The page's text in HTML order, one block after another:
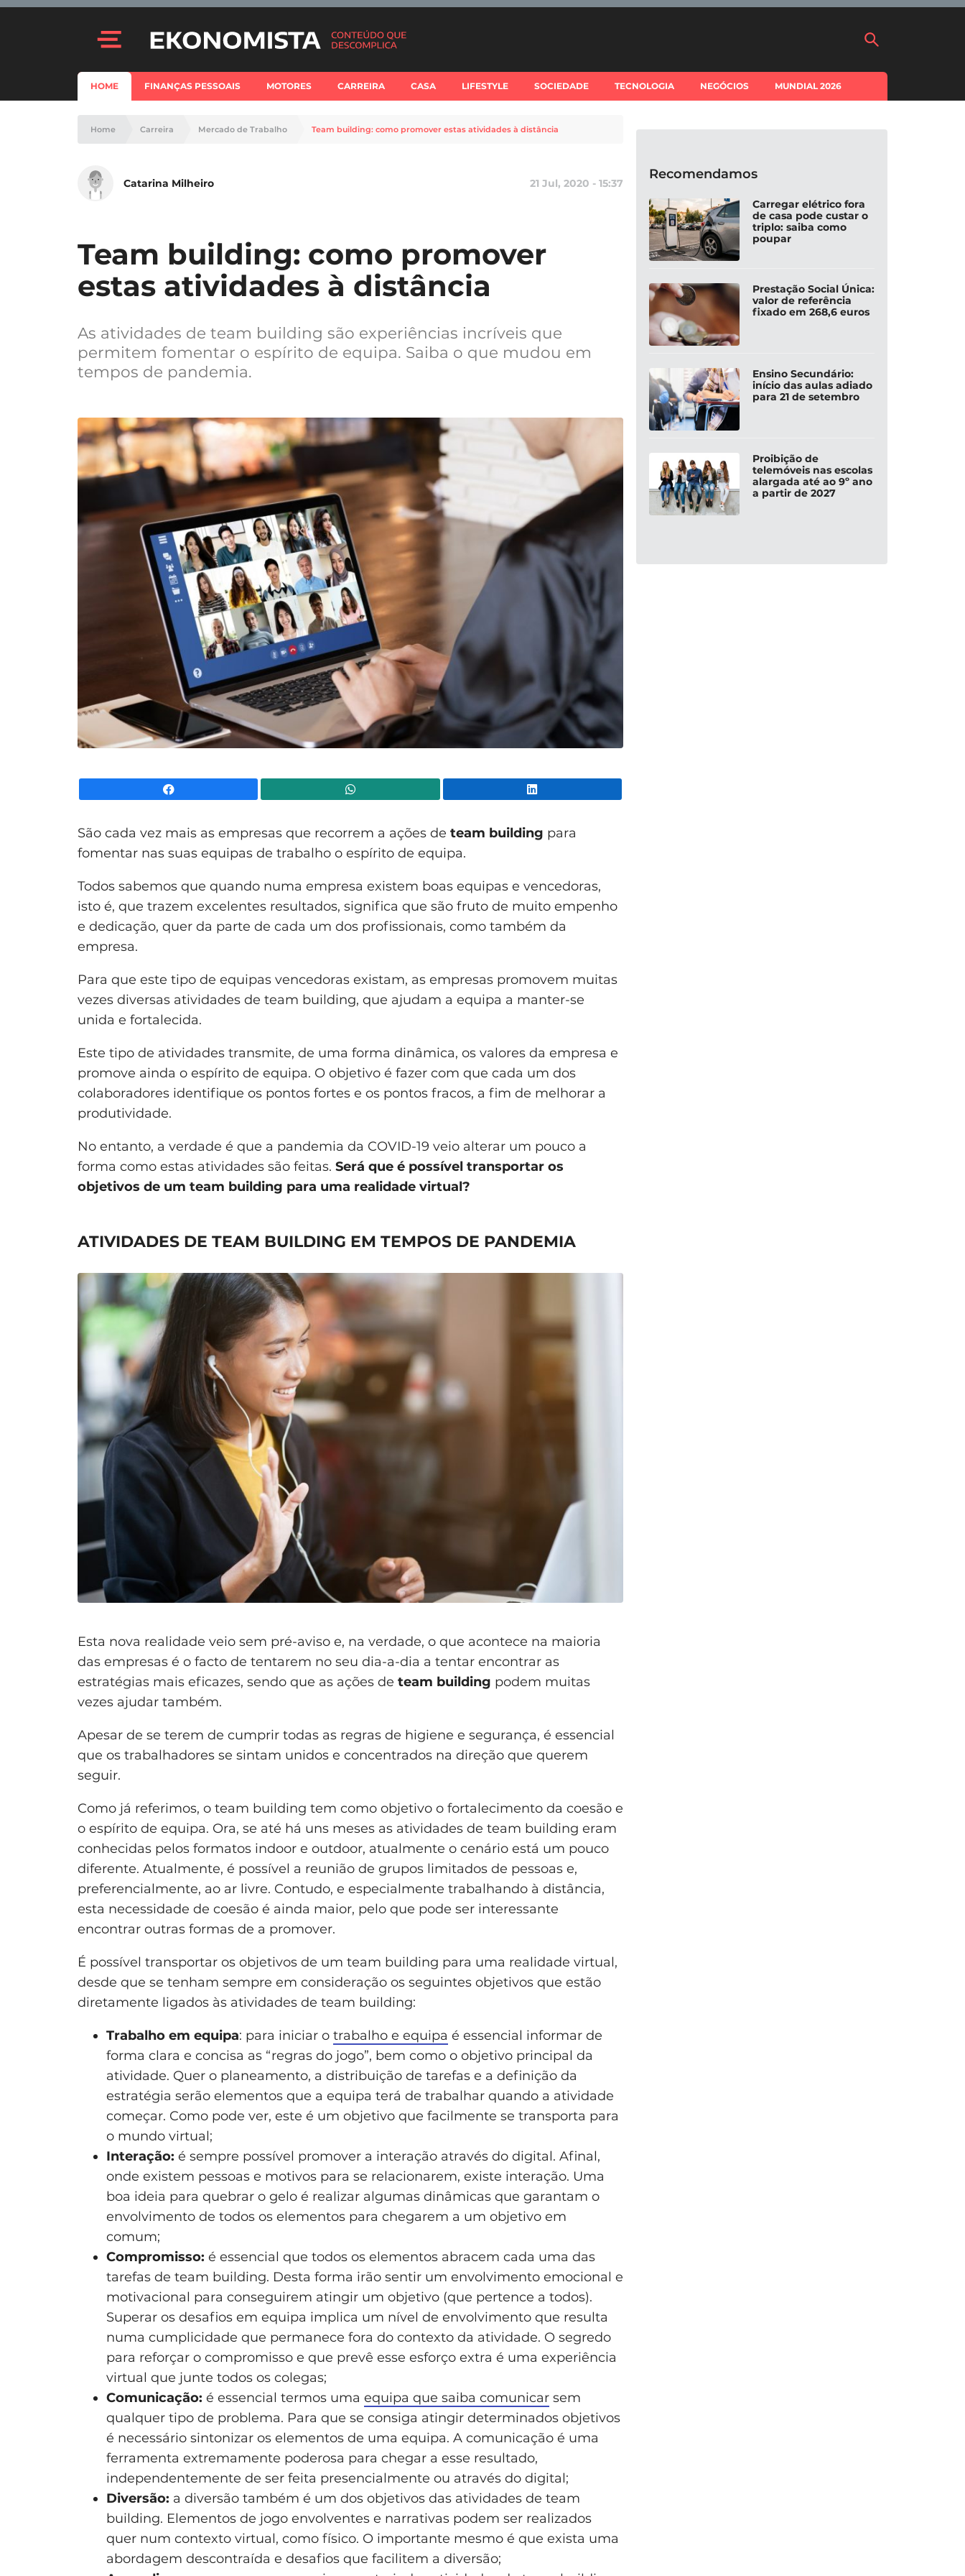
HOME FINANÇAS PESSOAIS MOTORES CARREIRA CASA LIFESTYLE SOCIEDADE TECNOLOGIA NEGÓCIOS MUNDIAL 2026
Home Carreira Mercado de Trabalho Team building: como promover estas atividades à distância
Catarina Milheiro 21 Jul, 2020 - 15:37
Team building: como promover
estas atividades à distância
As atividades de team building são experiências incríveis que
permitem fomentar o espírito de equipa. Saiba o que mudou em
tempos de pandemia.
São cada vez mais as empresas que recorrem a ações de team building para
fomentar nas suas equipas de trabalho o espírito de equipa.
Todos sabemos que quando numa empresa existem boas equipas e vencedoras,
isto é, que trazem excelentes resultados, significa que são fruto de muito empenho
e dedicação, quer da parte de cada um dos profissionais, como também da
empresa.
Para que este tipo de equipas vencedoras existam, as empresas promovem muitas
vezes diversas atividades de team building, que ajudam a equipa a manter-se
unida e fortalecida.
Este tipo de atividades transmite, de uma forma dinâmica, os valores da empresa e
promove ainda o espírito de equipa. O objetivo é fazer com que cada um dos
colaboradores identifique os pontos fortes e os pontos fracos, a fim de melhorar a
produtividade.
No entanto, a verdade é que a pandemia da COVID-19 veio alterar um pouco a
forma como estas atividades são feitas. Será que é possível transportar os
objetivos de um team building para uma realidade virtual?
ATIVIDADES DE TEAM BUILDING EM TEMPOS DE PANDEMIA
Esta nova realidade veio sem pré-aviso e, na verdade, o que acontece na maioria
das empresas é o facto de tentarem no seu dia-a-dia a tentar encontrar as
estratégias mais eficazes, sendo que as ações de team building podem muitas
vezes ajudar também.
Apesar de se terem de cumprir todas as regras de higiene e segurança, é essencial
que os trabalhadores se sintam unidos e concentrados na direção que querem
seguir.
Como já referimos, o team building tem como objetivo o fortalecimento da coesão e
o espírito de equipa. Ora, se até há uns meses as atividades de team building eram
conhecidas pelos formatos indoor e outdoor, atualmente o cenário está um pouco
diferente. Atualmente, é possível a reunião de grupos limitados de pessoas e,
preferencialmente, ao ar livre. Contudo, e especialmente trabalhando à distância,
esta necessidade de coesão é ainda maior, pelo que pode ser interessante
encontrar outras formas de a promover.
É possível transportar os objetivos de um team building para uma realidade virtual,
desde que se tenham sempre em consideração os seguintes objetivos que estão
diretamente ligados às atividades de team building:
Trabalho em equipa: para iniciar o trabalho e equipa é essencial informar de
forma clara e concisa as “regras do jogo”, bem como o objetivo principal da
atividade. Quer o planeamento, a distribuição de tarefas e a definição da
estratégia serão elementos que a equipa terá de trabalhar quando a atividade
começar. Como pode ver, este é um objetivo que facilmente se transporta para
o mundo virtual;
Interação: é sempre possível promover a interação através do digital. Afinal,
onde existem pessoas e motivos para se relacionarem, existe interação. Uma
boa ideia para quebrar o gelo é realizar algumas dinâmicas que garantam o
envolvimento de todos os elementos para chegarem a um objetivo em
comum;
Compromisso: é essencial que todos os elementos abracem cada uma das
tarefas de team building. Desta forma irão sentir um envolvimento emocional e
motivacional para conseguirem atingir um objetivo (que pertence a todos).
Superar os desafios em equipa implica um nível de envolvimento que resulta
numa cumplicidade que permanece fora do contexto da atividade. O segredo
para reforçar o compromisso e que prevê esse esforço extra é uma experiência
virtual que junte todos os colegas;
Comunicação: é essencial termos uma equipa que saiba comunicar sem
qualquer tipo de problema. Para que se consiga atingir determinados objetivos
é necessário sintonizar os elementos de uma equipa. A comunicação é uma
ferramenta extremamente poderosa para chegar a esse resultado,
independentemente de ser feita presencialmente ou através do digital;
Diversão: a diversão também é um dos objetivos das atividades de team
building. Elementos de jogo envolventes e narrativas podem ser realizados
quer num contexto virtual, como físico. O importante mesmo é que exista uma
abordagem descontraída e desafios que facilitem a diversão;
Recomendamos
Carregar elétrico fora
de casa pode custar o
triplo: saiba como
poupar
Prestação Social Única:
valor de referência
fixado em 268,6 euros
Ensino Secundário:
início das aulas adiado
para 21 de setembro
Proibição de
telemóveis nas escolas
alargada até ao 9º ano
a partir de 2027